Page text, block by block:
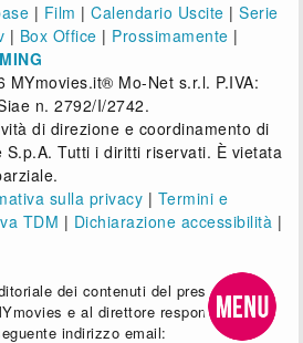
| Film |Calendario Uscite |Serie
| Box Office | Prossimamente |
Mo-Net s.r.l. P.IVA:
n. 2792/I/2742.
di direzione e coordinamento di
S.p.A. Tutti i diritti riservati. È vietata
sulla privacy | Termini e
TDM | Dichiarazione accessibilità |
dei contenuti del presente sito
e al direttore responsabile.
indirizzo email: